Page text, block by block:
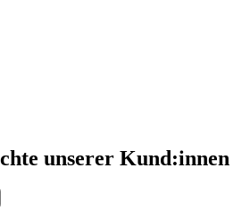
unserer Kund:innen